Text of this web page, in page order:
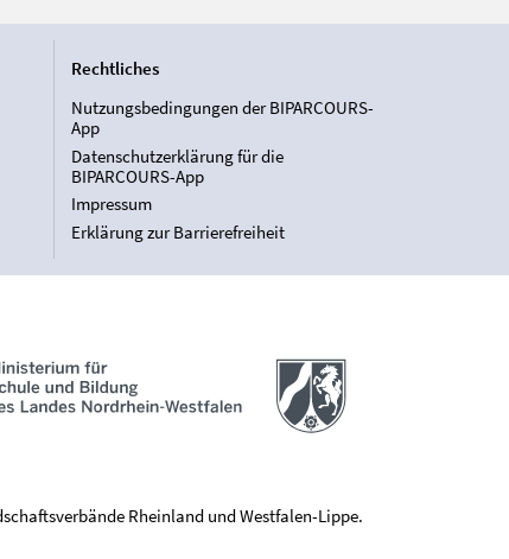
Rechtliches
Nutzungsbedingungen der BIPARCOURS-
App
Datenschutzerklärung für die
BIPARCOURS-App
Impressum
Erklärung zur Barrierefreiheit
Rheinland und Westfalen-Lippe.